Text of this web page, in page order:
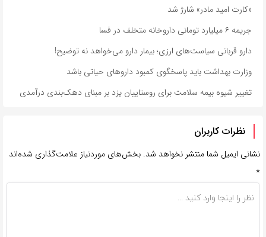
«کارت امید مادر» شارژ شد
جریمه ۶ میلیارد تومانی داروخانه متخلف در فسا
دارو قربانی سیاست‌های ارزی؛ بیمار دارو می‌خواهد نه توضیح!
وزارت بهداشت باید پاسخگوی کمبود داروهای حیاتی باشد
تغییر شیوه بیمه سلامت برای روستاییان یزد بر مبنای دهک‌بندی درآمدی
نظرات کاربران
نشانی ایمیل شما منتشر نخواهد شد. بخش‌های موردنیاز علامت‌گذاری شده‌اند
*